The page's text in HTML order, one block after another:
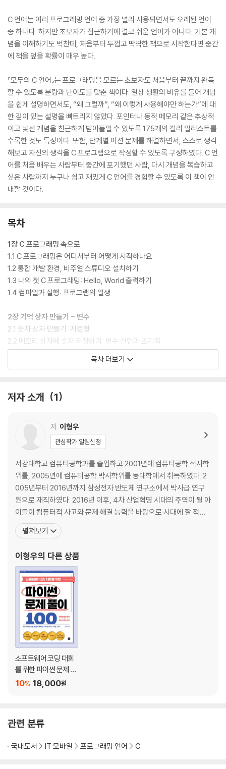
C 언어는 여러 프로그래밍 언어 중 가장 널리 사용되면서도 오래된 언어
중 하나다. 하지만 초보자가 접근하기에 결코 쉬운 언어가 아니다. 기본 개
념을 이해하기도 벅찬데, 처음부터 두껍고 딱딱한 책으로 시작한다면 중간
에 책을 덮을 확률이 매우 높다.
『모두의 C 언어』는 프로그래밍을 모르는 초보자도 처음부터 끝까지 완독
할 수 있도록 분량과 난이도를 맞춘 책이다. 일상 생활의 비유를 들어 개념
을 쉽게 설명하면서도, “왜 그럴까”, “왜 이렇게 사용해야만 하는가”에 대
한 깊이 있는 설명을 빠트리지 않았다. 포인터나 동적 메모리 같은 추상적
이고 낯선 개념을 친근하게 받아들일 수 있도록 175개의 컬러 일러스트를
수록한 것도 특징이다. 또한, 단계별 미션 문제를 해결하면서, 스스로 생각
해보고 자신의 생각을 C 프로그램으로 작성할 수 있도록 구성하였다. C 언
어를 처음 배우는 사람부터 중간에 포기했던 사람, 다시 개념을 복습하고
싶은 사람까지 누구나 쉽고 재밌게 C 언어를 경험할 수 있도록 이 책이 안
내할 것이다.
목차
1장 C 프로그래밍 속으로
1.1 C 프로그래밍은 어디서부터 어떻게 시작하나요
1.2 통합 개발 환경, 비주얼 스튜디오 설치하기
1.3 나의 첫 C 프로그래밍: Hello, World 출력하기
1.4 컴파일과 실행: 프로그램의 일생
2장 기억 상자 만들기 - 변수
2.1 숫자 상자 만들기: 자료형
2.2 메모리 상자에 숫자 저장하기: 변수 선언과 초기화
2.3 메모리 상자에서 숫자 꺼내어 사용하기: 서식 지정자
2.4 중복 사용 피하기: 변수 선언과 동시에 초기화
2.7 문자 상자 만들기: 문자 자료형과 아스키 코드
2.9 고장 난 메모리 상자: 변수 사용 시 주의점
2.10 이박사와 함께 생각하는 C 언어: 변수와 뉴턴의 운동법칙
3장 마법 상자 만들기 - 함수
3.1 구조적 프로그래밍과 함수
3.2 함수를 사용하는 이유
3.3 함수의 선언
3.4 함수의 호출
3.5 함수의 결과 값 돌려주기
3.6 들어 오고 나가는 게 없을 때 사용하는 void
3.8 지역 변수와 전역 변수
4장 컴퓨터는 더하기, 빼기 또 무엇을 할까 - 연산자
4.1 연산자란 무엇일까요?
4.2 대입 또는 할당 연산자 =
4.3 산술 연산자 +, -, *, /, %, ++, --
4.4 관계 연산자 〉, 〈, 〉=, 〈=, ==, !=
4.5 논리 연산자 &&, ||, !
4.6 이박사와 함께 생각하는 C 언어 Ⅰ: 반도체 회로 설계
4.7 조건 연산자
4.8 비트 연산자 &, |, ^, ~, 〈〈, 〉〉
5.1 if 조건문: 프로그래밍 흐름의 갈림길, 참이면 A
5.2 if 조건문과 중괄호 { } 사용하기
5.3 참이면 A, 거짓이면 B: if ~ else
목차 더보기
저자 소개 1
저 이형우
관심작가 알림신청
서강대학교 컴퓨터공학과를 졸업하고 2001년에 컴퓨터공학 석사학
위를, 2005년에 컴퓨터공학 박사학위를 동대학에서 취득하였다. 2
005년부터 2016년까지 삼성전자 반도체 연구소에서 박사급 연구
원으로 재직하였다. 2016년 이후, 4차 산업혁명 시대의 주역이 될 아
이들이 컴퓨터적 사고와 문제 해결 능력을 바탕으로 시대에 잘 적응
하고 주도할 수 있도록 “소프트웨어로 생각을 표현하고 세상을 디자
인하다”라는 슬로건을 가진 메이킷코드랩 학원과 메이킷코드랩 연
대표 이사로서 서울 대치동과 인천 송도에서 메이킷코드랩 학생
펼쳐보기
이형우의 다른 상품
소프트웨어 코딩 대회
를 위한 파이썬 문제 풀
이 10018,000원
10%
관련 분류
국내도서 IT 모바일 프로그래밍 언어 C